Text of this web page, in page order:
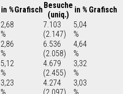
in %GrafischBesuche
(uniq.)
in % Grafisch
2,68
%
7.103
(2.147)
5,04
%
2,86
%
6.536
(2.058)
4,64
%
5,12
%
4.679
(2.455)
3,32
%
3,23
4.274
3,03